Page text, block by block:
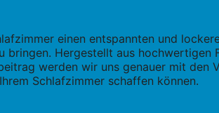
einen entspannten und
bringen. Hergestellt aus
werden wir uns genauer mit
Schlafzimmer schaffen können.